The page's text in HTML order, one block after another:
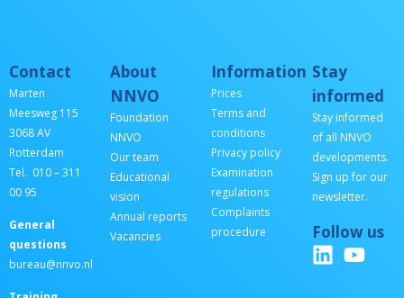
Contact
Marten
Meesweg 115
3068 AV
Rotterdam
Tel. 010 – 311
00 95
General
questions
bureau@nnvo.nl
About
NNVO
Foundation
NNVO
Our team
Educational
vision
Annual reports
Vacancies
Information
Prices
Terms and
conditions
Privacy policy
Examination
regulations
Complaints
procedure
Stay
informed
Stay informed
of all NNVO
developments.
Sign up for our
newsletter.
Follow us